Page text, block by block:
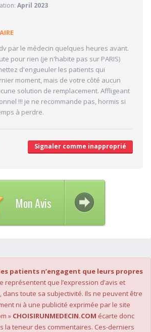
obtenir un 1er RDV
Temps en salle d'attente/Retard
CABINET/LOCAUX5/10
par les transports en commun
alentours
des locaux
April 2023
par le médecin quelques heures avant.
pour rien (je n'habite pas sur PARIS)
d'engueuler les patients qui
moment, mais de votre côté aucun
solution de remplacement. Affligeant
!!! je ne recommande pas, hormis si
à perdre.
Signaler comme inapproprié
Mon Avis
patients n’engagent que leurs propres
représentent que l’expression d’avis et
dans toute sa subjectivité. Ils ne peuvent être
ni à une publicité exprimée par le site
» CHOISIRUNMEDECIN.COM écarte donc
la teneur des commentaires. Ces-derniers